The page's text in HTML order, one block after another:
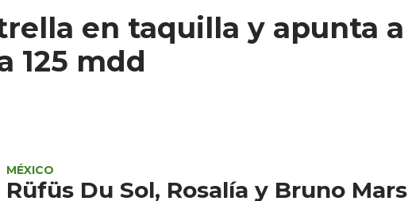
en taquilla y apunta a
125 mdd
MÉXICO
Rüfüs Du Sol, Rosalía y Bruno Mars